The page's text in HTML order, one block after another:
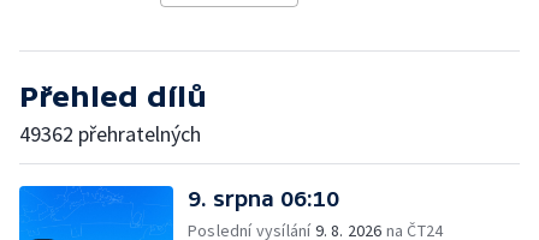
Přehled dílů
49362 přehratelných
9. srpna 06:10
Poslední vysílání9. 8. 2026 na ČT24